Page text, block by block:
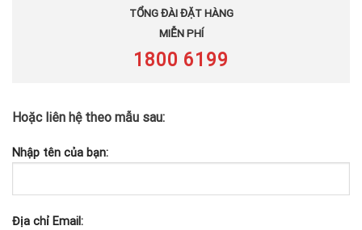
TỔNG ĐÀI ĐẶT HÀNG
MIỄN PHÍ
1800 6199
Hoặc liên hệ theo mẫu sau:
Nhập tên của bạn:
Địa chỉ Email: